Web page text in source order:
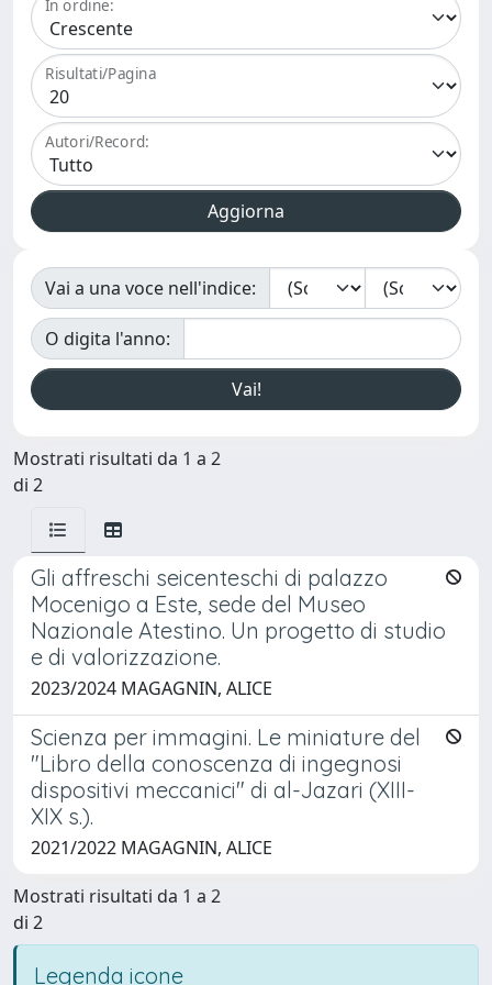
In ordine:
Risultati/Pagina
Autori/Record:
Vai a una voce nell'indice:
O digita l'anno:
Mostrati risultati da 1 a 2
di 2
Gli affreschi seicenteschi di palazzo
Mocenigo a Este, sede del Museo
Nazionale Atestino. Un progetto di studio
e di valorizzazione.
2023/2024 MAGAGNIN, ALICE
Scienza per immagini. Le miniature del
"Libro della conoscenza di ingegnosi
dispositivi meccanici" di al-Jazari (XIII-
XIX s.).
2021/2022 MAGAGNIN, ALICE
Mostrati risultati da 1 a 2
di 2
Legenda icone